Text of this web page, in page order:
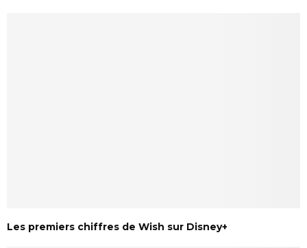
Les premiers chiffres de Wish sur Disney+